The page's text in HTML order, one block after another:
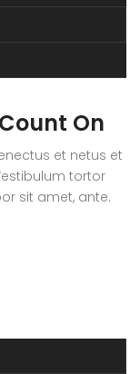
On
et netus et
tortor
sit amet, ante.
leo. Quisque
Vestibulum